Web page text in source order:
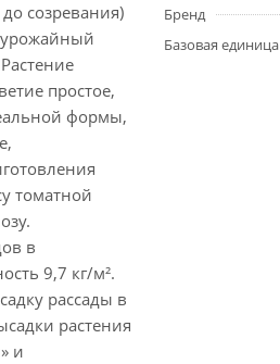
созревания)
простое,
формы,
томатной
в
9,7 кг/м².
рассады в
растения
и
Бренд
Базовая единица